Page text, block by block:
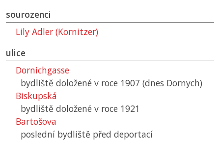
sourozenci
Lily Adler (Kornitzer)
ulice
Dornichgasse
bydliště doložené v roce 1907 (dnes Dornych)
Biskupská
bydliště doložené v roce 1921
Bartošova
poslední bydliště před deportací